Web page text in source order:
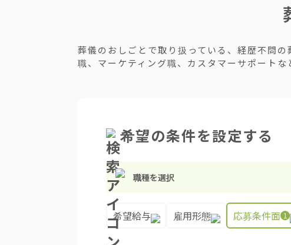
葬儀のおしごとで取り扱っている、経歴不問
職、マーケティング職、カスタマーサポートな
希望の条件を設定する
職種を選択
希望給与 雇用形態 応募条件面 1